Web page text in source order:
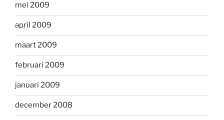
mei 2009
april 2009
maart 2009
februari 2009
januari 2009
december 2008